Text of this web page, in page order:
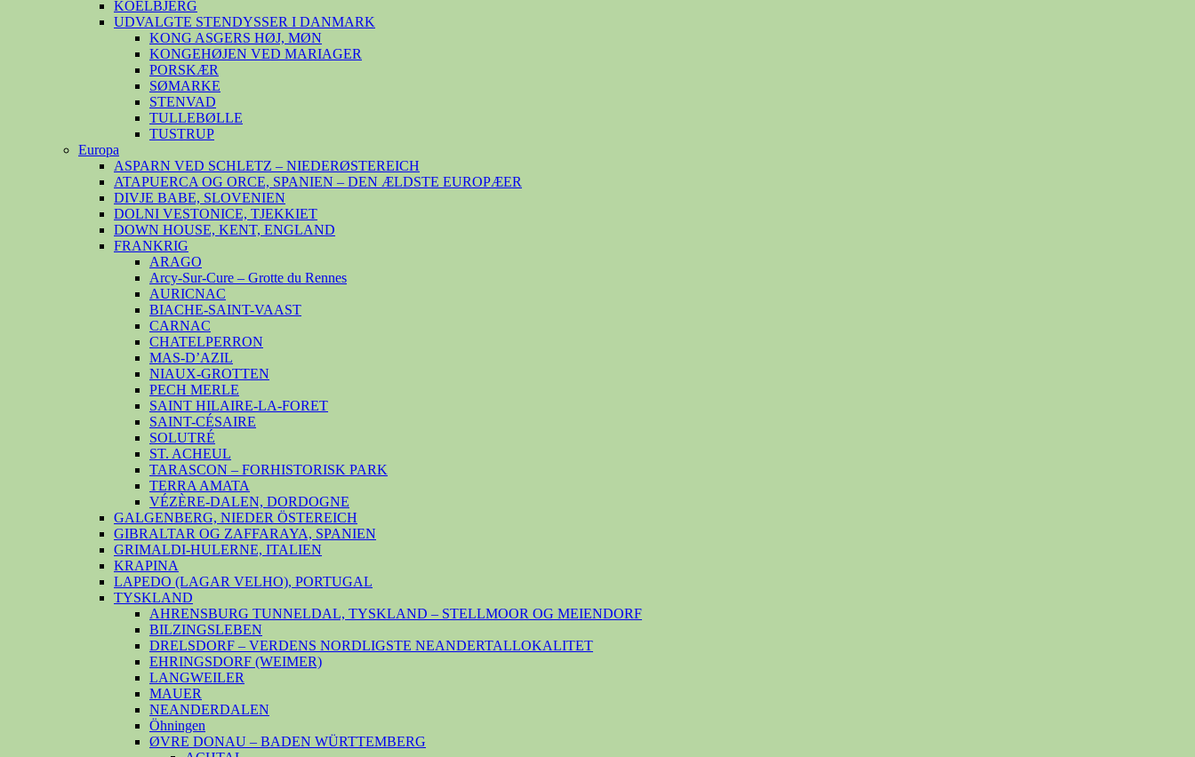
KOELBJERG
UDVALGTE STENDYSSER I DANMARK
KONG ASGERS HØJ, MØN
KONGEHØJEN VED MARIAGER
PORSKÆR
SØMARKE
STENVAD
TULLEBØLLE
TUSTRUP
Europa
ASPARN VED SCHLETZ – NIEDERØSTEREICH
ATAPUERCA OG ORCE, SPANIEN – DEN ÆLDSTE EUROPÆER
DIVJE BABE, SLOVENIEN
DOLNI VESTONICE, TJEKKIET
DOWN HOUSE, KENT, ENGLAND
FRANKRIG
ARAGO
Arcy-Sur-Cure – Grotte du Rennes
AURICNAC
BIACHE-SAINT-VAAST
CARNAC
CHATELPERRON
MAS-D’AZIL
NIAUX-GROTTEN
PECH MERLE
SAINT HILAIRE-LA-FORET
SAINT-CÉSAIRE
SOLUTRÉ
ST. ACHEUL
TARASCON – FORHISTORISK PARK
TERRA AMATA
VÉZÈRE-DALEN, DORDOGNE
GALGENBERG, NIEDER ÖSTEREICH
GIBRALTAR OG ZAFFARAYA, SPANIEN
GRIMALDI-HULERNE, ITALIEN
KRAPINA
LAPEDO (LAGAR VELHO), PORTUGAL
TYSKLAND
AHRENSBURG TUNNELDAL, TYSKLAND – STELLMOOR OG MEIENDORF
BILZINGSLEBEN
DRELSDORF – VERDENS NORDLIGSTE NEANDERTALLOKALITET
EHRINGSDORF (WEIMER)
LANGWEILER
MAUER
NEANDERDALEN
Öhningen
ØVRE DONAU – BADEN WÜRTTEMBERG